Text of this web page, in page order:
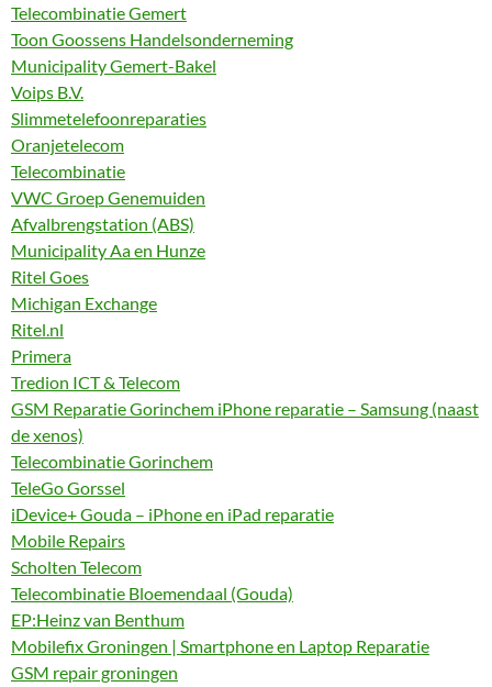
Telecombinatie Gemert
Toon Goossens Handelsonderneming
Municipality Gemert-Bakel
Voips B.V.
Slimmetelefoonreparaties
Oranjetelecom
Telecombinatie
VWC Groep Genemuiden
Afvalbrengstation (ABS)
Municipality Aa en Hunze
Ritel Goes
Michigan Exchange
Ritel.nl
Primera
Tredion ICT & Telecom
GSM Reparatie Gorinchem iPhone reparatie – Samsung (naast
de xenos)
Telecombinatie Gorinchem
TeleGo Gorssel
iDevice+ Gouda – iPhone en iPad reparatie
Mobile Repairs
Scholten Telecom
Telecombinatie Bloemendaal (Gouda)
EP:Heinz van Benthum
Mobilefix Groningen | Smartphone en Laptop Reparatie
GSM repair groningen